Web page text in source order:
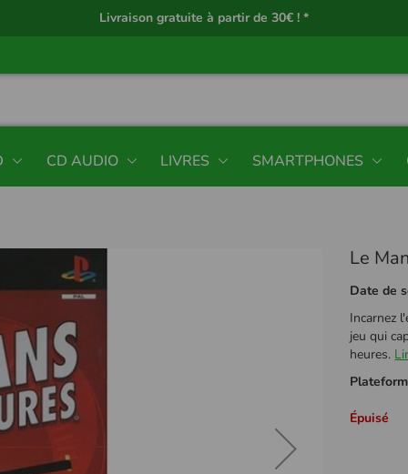
Livraison gratuite à partir de 30€ ! *
CD AUDIO LIVRES SMARTPHONES
Le
Date de
Incarnez
jeu qui
heures.
Épuisé